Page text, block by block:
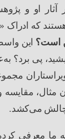
آثار او و
که ادراک «
است؟ این
پی برد؟ به
مجموعه
مثال،
چالش میکشد.
ما معرفی